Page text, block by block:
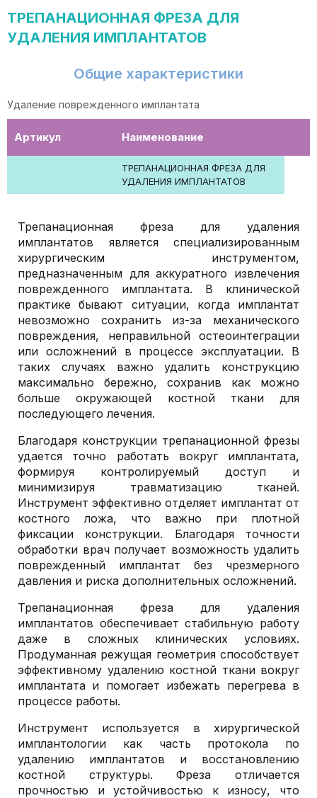
ТРЕПАНАЦИОННАЯ ФРЕЗА ДЛЯ
УДАЛЕНИЯ ИМПЛАНТАТОВ
Общие характеристики
Удаление поврежденного имплантата
Артикул Наименование
ТРЕПАНАЦИОННАЯ ФРЕЗА ДЛЯ
УДАЛЕНИЯ ИМПЛАНТАТОВ
Трепанационная фреза для удаления
имплантатов является специализированным
хирургическим инструментом,
предназначенным для аккуратного извлечения
поврежденного имплантата. В клинической
практике бывают ситуации, когда имплантат
невозможно сохранить из-за механического
повреждения, неправильной остеоинтеграции
или осложнений в процессе эксплуатации. В
таких случаях важно удалить конструкцию
максимально бережно, сохранив как можно
больше окружающей костной ткани для
последующего лечения.
Благодаря конструкции трепанационной фрезы
удается точно работать вокруг имплантата,
формируя контролируемый доступ и
минимизируя травматизацию тканей.
Инструмент эффективно отделяет имплантат от
костного ложа, что важно при плотной
фиксации конструкции. Благодаря точности
обработки врач получает возможность удалить
поврежденный имплантат без чрезмерного
давления и риска дополнительных осложнений.
Трепанационная фреза для удаления
имплантатов обеспечивает стабильную работу
даже в сложных клинических условиях.
Продуманная режущая геометрия способствует
эффективному удалению костной ткани вокруг
имплантата и помогает избежать перегрева в
процессе работы.
Инструмент используется в хирургической
имплантологии как часть протокола по
удалению имплантатов и восстановлению
костной структуры. Фреза отличается
прочностью и устойчивостью к износу, что